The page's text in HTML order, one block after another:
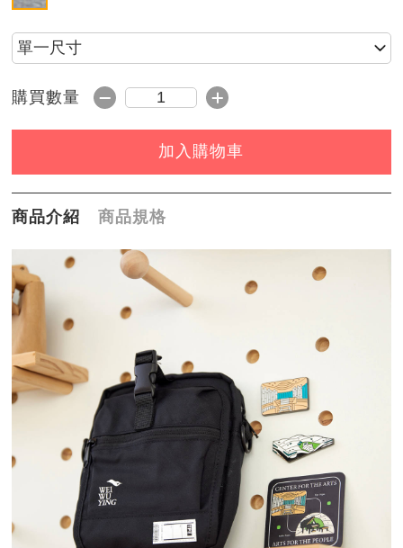
請選擇尺寸
購買數量 減1購買數量 加1
加入購物車
商品介紹 商品規格